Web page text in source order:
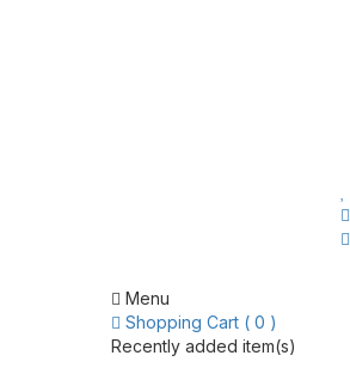
Menu
Shopping Cart ( 0 )
Recently added item(s)